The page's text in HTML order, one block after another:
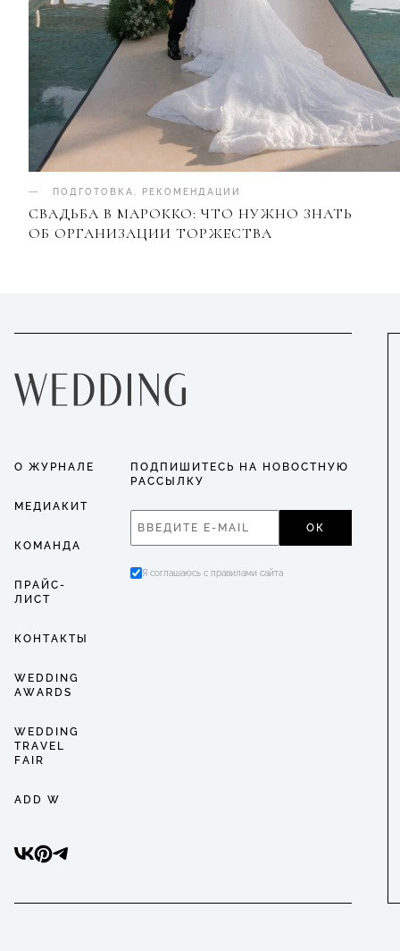
ПОДГОТОВКА РЕКОМЕНДАЦИИ
СВАДЬБА В МАРОККО: ЧТО НУЖНО ЗНАТЬ
ОБ ОРГАНИЗАЦИИ ТОРЖЕСТВА
О ЖУРНАЛЕ
МЕДИАКИТ
КОМАНДА
ПРАЙС-
ЛИСТ
КОНТАКТЫ
WEDDING
AWARDS
WEDDING
TRAVEL
FAIR
ADD W
ПОДПИШИТЕСЬ НА НОВОСТНУЮ
РАССЫЛКУ
ОК
Я соглашаюсь с правилами сайта